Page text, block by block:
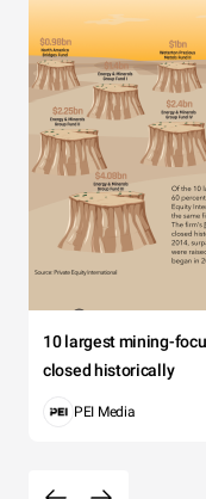
10 largest mining-
closed historically
PEI Media